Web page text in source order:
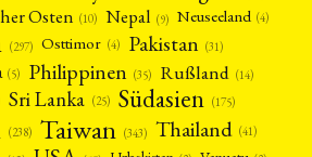
Osten (10) Nepal (9) Neuseeland (4)
(297) Osttimor (4) Pakistan (31)
(5) Philippinen (35) Rußland (14)
Sri Lanka (25) Südasien (175)
(238) Taiwan (343) Thailand (41)